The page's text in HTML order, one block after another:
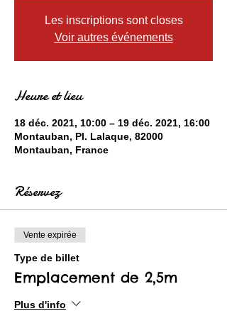
Les inscriptions sont closes
Voir autres événements
Heure et lieu
18 déc. 2021, 10:00 – 19 déc. 2021, 16:00
Montauban, Pl. Lalaque, 82000
Montauban, France
Réservez
Vente expirée
Type de billet
Emplacement de 2,5m
Plus d'info